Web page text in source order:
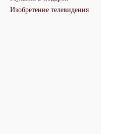
Изобретение телевидения